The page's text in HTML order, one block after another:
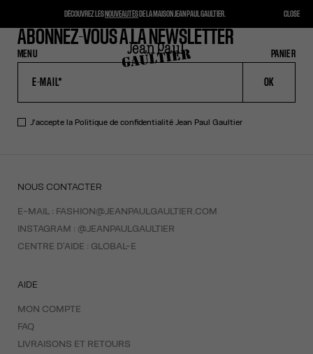
MENU PANIER
FERMER PANIER
ABONNEZ-VOUS À LA NEWSLETTER
OK
J'accepte la Politique de confidentialitéJean Paul Gaultier
NOUS CONTACTER
E-MAIL : FASHION@JEANPAULGAULTIER.COM
INSTAGRAM : @JEANPAULGAULTIER
CENTRE D'AIDE : GLOBAL-E
AIDE
MON COMPTE
FAQ
LIVRAISONS ET RETOURS
DÉCOUVREZ LESNOUVEAUTÉSDE LA MAISON JEAN PAUL GAULTIER. CLOSE